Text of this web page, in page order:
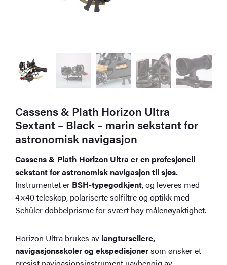
Cassens & Plath Horizon Ultra
Sextant – Black – marin sekstant for
astronomisk navigasjon
Cassens & Plath Horizon Ultra er en profesjonell
sekstant for astronomisk navigasjon til sjøs.
Instrumentet er BSH-typegodkjent, og leveres med
4×40 teleskop, polariserte solfiltre og optikk med
Schüler dobbelprisme for svært høy målenøyaktighet.
Horizon Ultra brukes av langturseilere,
navigasjonsskoler og ekspedisjonersom ønsker et